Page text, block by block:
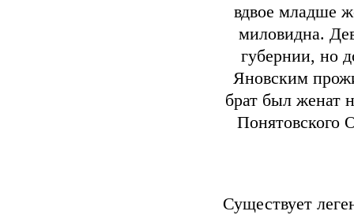
вдвое младше
миловидна.
губернии, но
Яновским
брат был женат
Понятовского
Существует